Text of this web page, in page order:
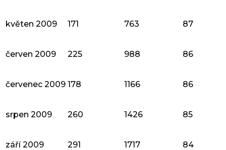
květen 2009 171 763 87
červen 2009 225 988 86
červenec 2009 178 1166 86
srpen 2009 260 1426 85
září 2009 291 1717 84